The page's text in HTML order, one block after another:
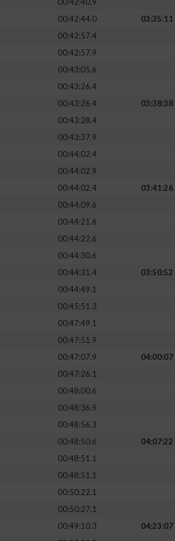
00:42:44.0
03:35:11
00:42:57.4
00:42:57.9
00:43:05.6
00:43:26.4
00:43:26.4
03:38:38
00:43:28.4
00:43:37.9
00:44:02.4
00:44:02.9
00:44:02.4
03:41:26
00:44:09.6
00:44:21.6
00:44:22.6
00:44:30.6
00:44:31.4
03:50:52
00:44:49.1
00:45:51.3
00:47:49.1
00:47:51.9
00:47:07.9
04:00:07
00:47:26.1
00:48:00.6
00:48:36.9
00:48:56.3
00:48:50.6
04:07:22
00:48:51.1
00:48:51.1
00:50:22.1
00:50:27.1
00:49:10.3
04:23:07